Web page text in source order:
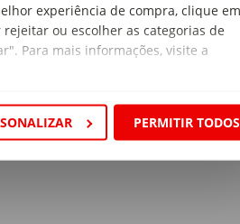
experiência de compra, clique em
ou escolher as categorias de
Para mais informações, visite a
PERMITIR TODOS